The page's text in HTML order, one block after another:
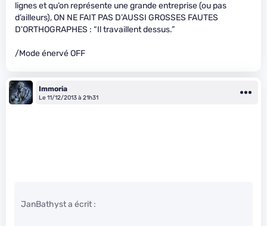
lignes et qu’on représente une grande entreprise (ou pas
d’ailleurs), ON NE FAIT PAS D’AUSSI GROSSES FAUTES
D’ORTHOGRAPHES : “Il travaillent dessus.”
/Mode énervé OFF
Immoria
Le 11/12/2013 à 21h31
JanBathyst a écrit :